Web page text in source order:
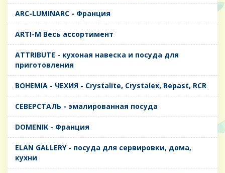
ARC-LUMINARC - Франция
ARTI-M Весь ассортимент
ATTRIBUTE - кухоная навеска и посуда для
приготовления
BOHEMIA - ЧЕХИЯ - Crystalite, Crystalex, Repast, RCR
CЕВЕРСТАЛЬ - эмалированная посуда
DOMENIK - Франция
ELAN GALLERY - посуда для сервировки, дома,
кухни